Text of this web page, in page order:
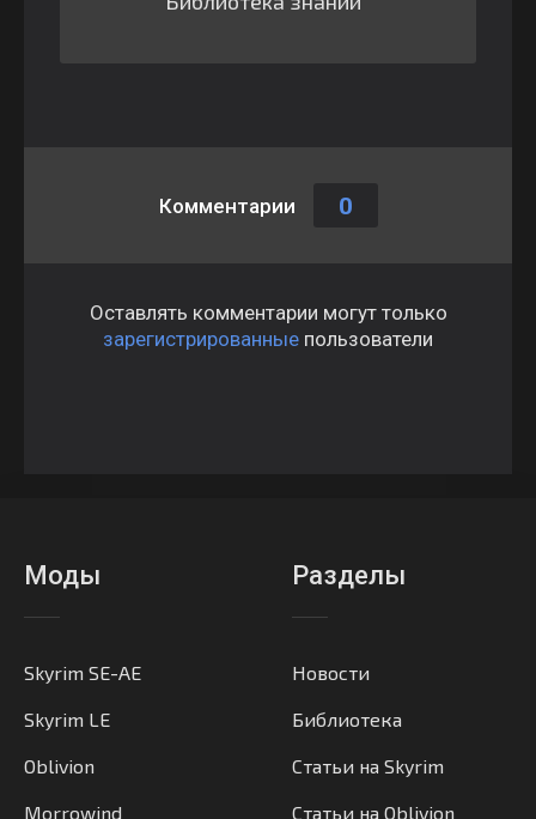
Комментарии 0
Оставлять комментарии могут только
зарегистрированные пользователи
Моды
Skyrim SE-AE
Skyrim LE
Oblivion
Morrowind
Разделы
Новости
Библиотека
Статьи на Skyrim
Статьи на Oblivion